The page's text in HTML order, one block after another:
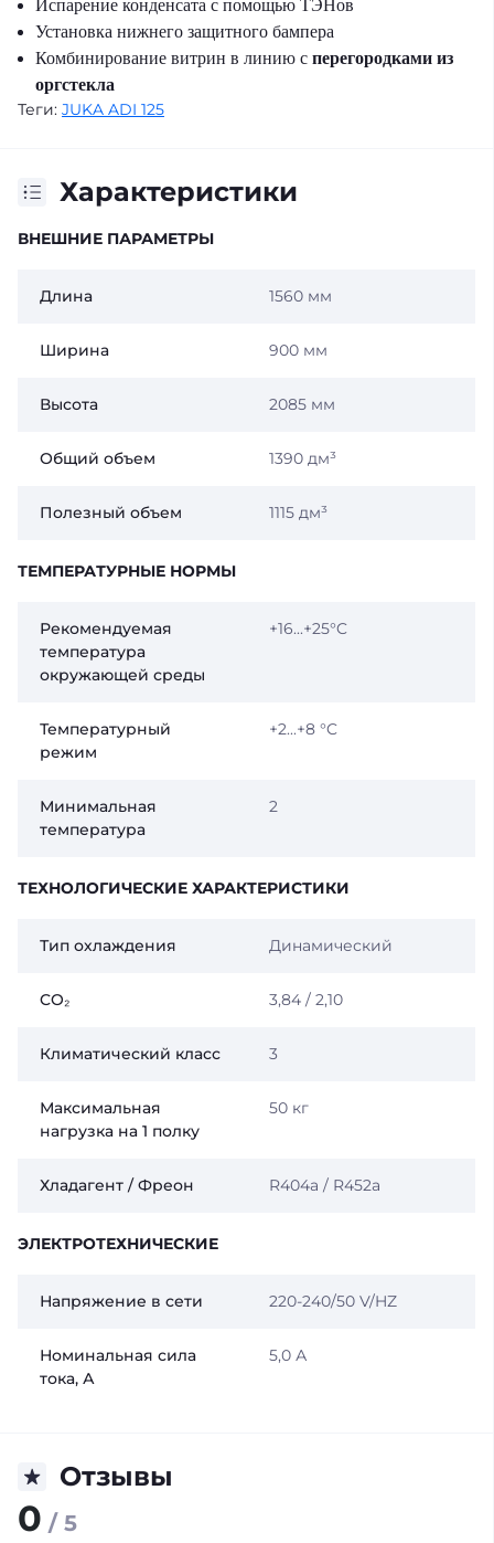
Испарение конденсата с помощью ТЭНов
Установка нижнего защитного бампера
Комбинирование витрин в линию с перегородками из
оргстекла
Теги: JUKA ADI 125
Характеристики
ВНЕШНИЕ ПАРАМЕТРЫ
Длина 1560 мм
Ширина 900 мм
Высота 2085 мм
Общий объем 1390 дм³
Полезный объем 1115 дм³
ТЕМПЕРАТУРНЫЕ НОРМЫ
Рекомендуемая
температура
окружающей среды
+16...+25°C
Температурный
режим
+2...+8 °C
Минимальная
температура
2
ТЕХНОЛОГИЧЕСКИЕ ХАРАКТЕРИСТИКИ
Тип охлаждения Динамический
CO₂ 3,84 / 2,10
Климатический класс 3
Максимальная
нагрузка на 1 полку
50 кг
Хладагент / Фреон R404a / R452a
ЭЛЕКТРОТЕХНИЧЕСКИЕ
Напряжение в сети 220-240/50 V/HZ
Номинальная сила
тока, А
5,0 А
Отзывы
0 / 5